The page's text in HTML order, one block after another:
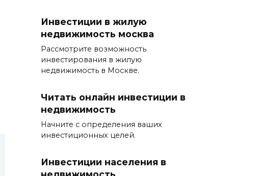
Инвестиции в жилую
недвижимость москва
Рассмотрите возможность
инвестирования в жилую
недвижимость в Москве.
Читать онлайн инвестиции в
недвижимость
Начните с определения ваших
инвестиционных целей.
Инвестиции населения в